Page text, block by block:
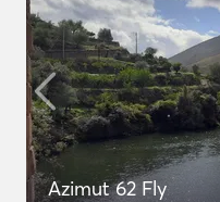
Azimut 62 Fly